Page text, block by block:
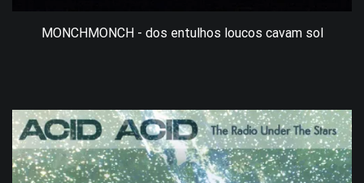
MONCHMONCH - dos entulhos loucos cavam sol